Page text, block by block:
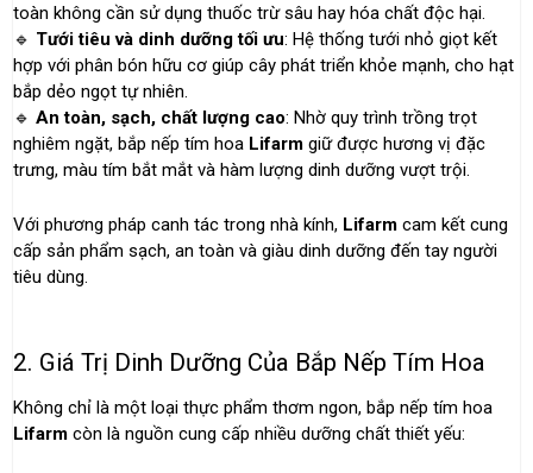
toàn không cần sử dụng thuốc trừ sâu hay hóa chất độc hại.
🔹 Tưới tiêu và dinh dưỡng tối ưu: Hệ thống tưới nhỏ giọt kết
hợp với phân bón hữu cơ giúp cây phát triển khỏe mạnh, cho hạt
bắp dẻo ngọt tự nhiên.
🔹 An toàn, sạch, chất lượng cao: Nhờ quy trình trồng trọt
nghiêm ngặt, bắp nếp tím hoa Lifarm giữ được hương vị đặc
trưng, màu tím bắt mắt và hàm lượng dinh dưỡng vượt trội.
Với phương pháp canh tác trong nhà kính, Lifarm cam kết cung
cấp sản phẩm sạch, an toàn và giàu dinh dưỡng đến tay người
tiêu dùng.
2. Giá Trị Dinh Dưỡng Của Bắp Nếp Tím Hoa
Không chỉ là một loại thực phẩm thơm ngon, bắp nếp tím hoa
Lifarm còn là nguồn cung cấp nhiều dưỡng chất thiết yếu: